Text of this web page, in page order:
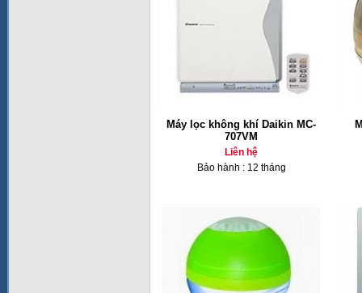
Máy lọc không khí Daikin MC-
707VM
Liên hệ
Bảo hành : 12 tháng